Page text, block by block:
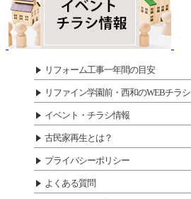
リフォーム工事一年間の目安
リファイン学園前・西和のWEBチラシ
イベント・チラシ情報
古民家再生とは？
プライバシーポリシー
よくある質問